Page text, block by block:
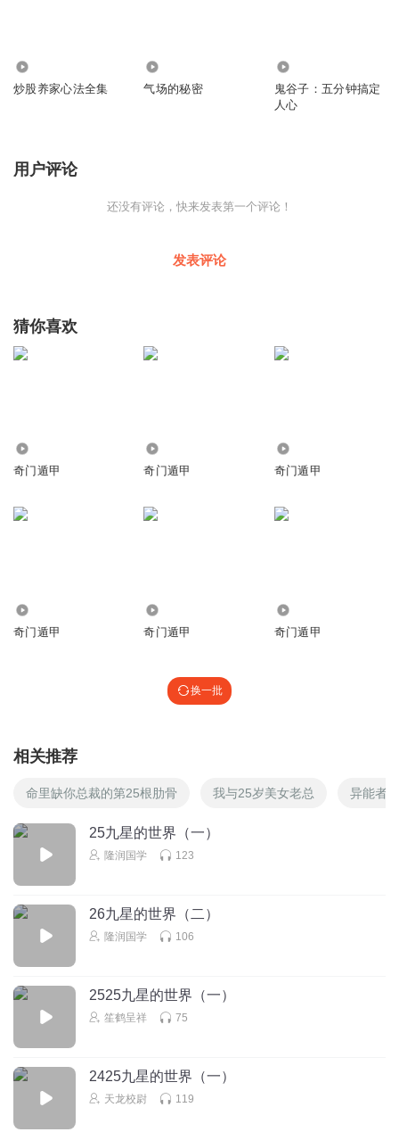
炒股养家心法全集 气场的秘密
鬼谷子：五分钟搞定
人心
用户评论
还没有评论，快来发表第一个评论！
发表评论
猜你喜欢
奇门遁甲 奇门遁甲 奇门遁甲
奇门遁甲 奇门遁甲 奇门遁甲
换一批
相关推荐
命里缺你总裁的第25根肋骨 我与25岁美女老总 异能者
25九星的世界（一）
隆润国学 123
26九星的世界（二）
隆润国学 106
2525九星的世界（一）
笙鹤呈祥 75
2425九星的世界（一）
天龙校尉 119